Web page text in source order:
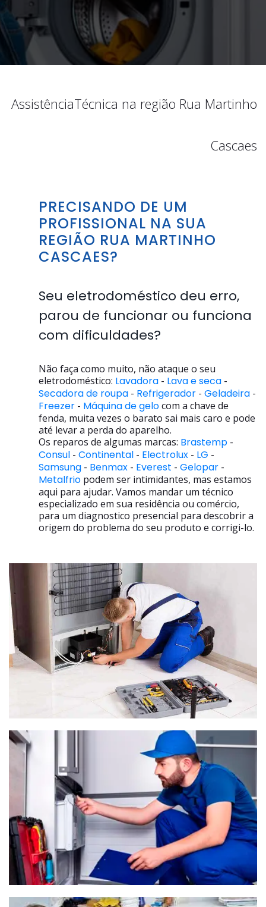
AssistênciaTécnica na região Rua Martinho
Cascaes
PRECISANDO DE UM
PROFISSIONAL NA SUA
REGIÃO RUA MARTINHO
CASCAES?
Seu eletrodoméstico deu erro,
parou de funcionar ou funciona
com dificuldades?
Não faça como muito, não ataque o seu
eletrodoméstico: Lavadora - Lava e seca -
Secadora de roupa - Refrigerador - Geladeira -
Freezer - Máquina de gelocom a chave de
fenda, muita vezes o barato sai mais caro e pode
até levar a perda do aparelho.
Os reparos de algumas marcas: Brastemp -
Consul - Continental - Electrolux - LG -
Samsung - Benmax - Everest - Gelopar -
Metalfrio podem ser intimidantes, mas estamos
aqui para ajudar. Vamos mandar um técnico
especializado em sua residência ou comércio,
para um diagnostico presencial para descobrir a
origem do problema do seu produto e corrigi-lo.